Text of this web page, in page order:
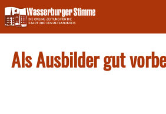
Skip
to
content
Als Ausbilder gut